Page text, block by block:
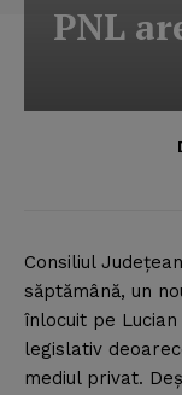
PNL
Consiliul
săptămână, un
înlocuit pe
legislativ
mediul privat.